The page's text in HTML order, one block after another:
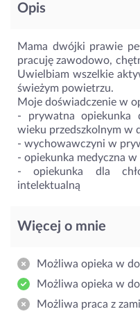
Opis
Mama dwójki prawie
pracuję zawodowo,
Uwielbiam wszelkie
świeżym powietrzu.
Moje doświadczenie w
- prywatna opiekunka
wieku przedszkolnym w
- wychowawczyni w
- opiekunka medyczna
- opiekunka dla
intelektualną
Więcej o mnie
Możliwa opieka w
Możliwa opieka w
Możliwa praca z